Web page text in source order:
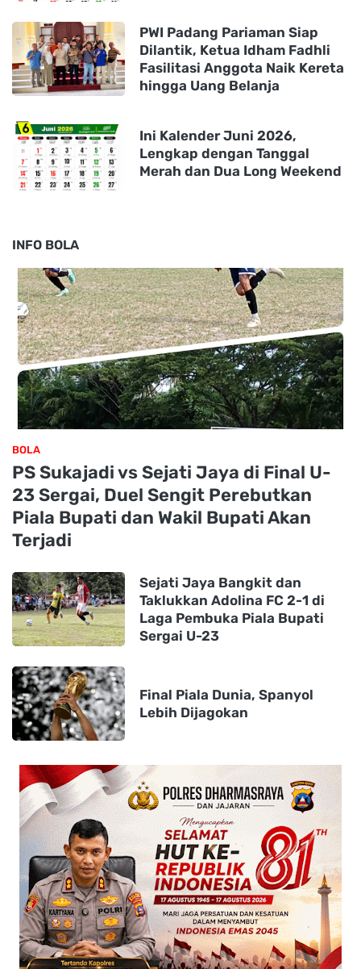
PWI Padang Pariaman Siap
Dilantik, Ketua Idham Fadhli
Fasilitasi Anggota Naik Kereta
hingga Uang Belanja
Ini Kalender Juni 2026,
Lengkap dengan Tanggal
Merah dan Dua Long Weekend
INFO BOLA
BOLA
PS Sukajadi vs Sejati Jaya di Final U-
23 Sergai, Duel Sengit Perebutkan
Piala Bupati dan Wakil Bupati Akan
Terjadi
Sejati Jaya Bangkit dan
Taklukkan Adolina FC 2-1 di
Laga Pembuka Piala Bupati
Sergai U-23
Final Piala Dunia, Spanyol
Lebih Dijagokan